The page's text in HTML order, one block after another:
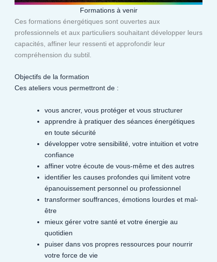
Formations à venir
Ces formations énergétiques sont ouvertes aux
professionnels et aux particuliers souhaitant développer leurs
capacités, affiner leur ressenti et approfondir leur
compréhension du subtil.​
Objectifs de la formation
Ces ateliers vous permettront de :
vous ancrer, vous protéger et vous structurer
apprendre à pratiquer des séances énergétiques
en toute sécurité
développer votre sensibilité, votre intuition et votre
confiance
affiner votre écoute de vous-même et des autres
identifier les causes profondes qui limitent votre
épanouissement personnel ou professionnel
transformer souffrances, émotions lourdes et mal-
être
mieux gérer votre santé et votre énergie au
quotidien
puiser dans vos propres ressources pour nourrir
votre force de vie